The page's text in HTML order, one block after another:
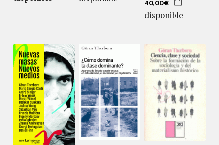
40,00€
disponible